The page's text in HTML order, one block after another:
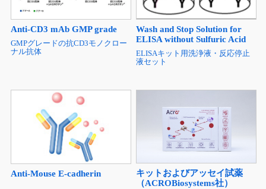
Anti-CD3 mAb GMP grade
GMPグレードの抗CD3モノクロー
ナル抗体
Wash and Stop Solution for
ELISA without Sulfuric Acid
ELISAキット用洗浄液・反応停止
液セット
Anti-Mouse E-cadherin
キットおよびアッセイ試薬
（ACROBiosystems社）